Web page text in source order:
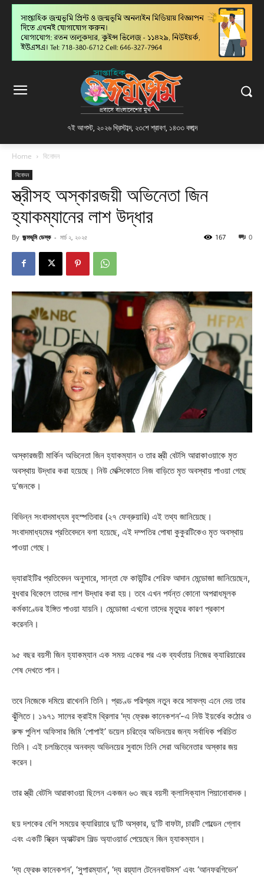
৭ই আগস্ট, ২০২৬ খ্রিস্টাব্দ, ২৩শে শ্রাবণ, ১৪৩৩ বঙ্গাব্দ
Home বিনোদন
বিনোদন
স্ত্রীসহ অস্কারজয়ী অভিনেতা জিন
হ্যাকম্যানের লাশ উদ্ধার
By জন্মভূমি ডেস্ক - মার্চ ২, ২০২৫ 0
167
অস্কারজয়ী মার্কিন অভিনেতা জিন হ্যাকম্যান ও তার স্ত্রী বেটসি আরাকাওয়াকে মৃত
অবস্থায় উদ্ধার করা হয়েছে। নিউ মেক্সিকোতে নিজ বাড়িতে মৃত অবস্থায় পাওয়া গেছে
দু’জনকে।
বিভিন্ন সংবাদমাধ্যম বৃহস্পতিবার (২৭ ফেব্রুয়ারি) এই তথ্য জানিয়েছে।
সংবাদমাধ্যমের প্রতিবেদনে বলা হয়েছে, এই দম্পতির পোষা কুকুরটিকেও মৃত অবস্থায়
পাওয়া গেছে।
ভ্যারাইটির প্রতিবেদন অনুসারে, সান্তা ফে কাউন্টির শেরিফ আদান মেন্ডোজা জানিয়েছেন,
বুধবার বিকেলে তাদের লাশ উদ্ধার করা হয়। তবে এখন পর্যন্ত কোনো অপরাধমূলক
কর্মকাণ্ডের ইঙ্গিত পাওয়া যায়নি। মেন্ডোজা এখনো তাদের মৃত্যুর কারণ প্রকাশ
করেননি।
৯৫ বছর বয়সী জিন হ্যাকম্যান এক সময় একের পর এক ব্যর্থতায় নিজের ক্যারিয়ারের
শেষ দেখতে পান।
তবে নিজেকে দমিয়ে রাখেননি তিনি। প্রচণ্ড পরিশ্রম নতুন করে সাফল্য এনে দেয় তার
ঝুঁলিতে। ১৯৭১ সালের ক্রাইম থ্রিলার ‘দ্য ফ্রেঞ্চ কানেকশন’-এ নিউ ইয়র্কের কঠোর ও
রুক্ষ পুলিশ অফিসার জিমি ‘পোপাই’ ডয়েল চরিত্রে অভিনয়ের জন্য সর্বাধিক পরিচিত
তিনি। এই চলচ্চিত্রে অনবদ্য অভিনয়ের সুবাদে তিনি সেরা অভিনেতার অস্কার জয়
করেন।
তার স্ত্রী বেটসি আরাকাওয়া ছিলেন একজন ৬৩ বছর বয়সী ক্লাসিক্যাল পিয়ানোবাদক।
ছয় দশকের বেশি সময়ের ক্যারিয়ারে দু’টি অস্কার, দু’টি বাফটা, চারটি গোল্ডেন গ্লোব
এবং একটি স্ক্রিন অ্যাক্টরস গিল্ড অ্যাওয়ার্ড পেয়েছেন জিন হ্যাকম্যান।
‘দ্য ফ্রেঞ্চ কানেকশন’, ‘সুপারম্যান’, ‘দ্য রয়্যাল টেনেনবাউমস’ এবং ‘আনফরগিভেন’